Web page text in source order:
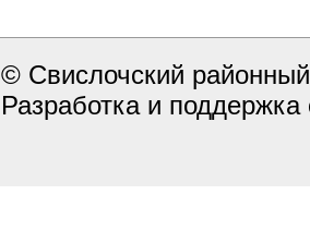
© Свислочский
Разработка и поддержка